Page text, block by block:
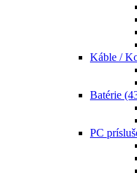
Káble /
Batérie
PC